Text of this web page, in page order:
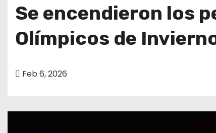
Se encendieron los
Olímpicos de
Feb 6, 2026